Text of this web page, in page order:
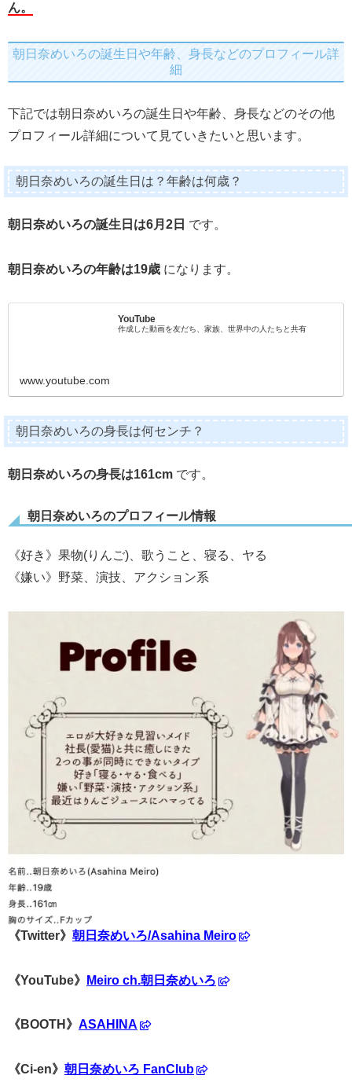
ん。
朝日奈めいろの誕生日や年齢、身長などのプロフィール詳
細
下記では朝日奈めいろの誕生日や年齢、身長などのその他
プロフィール詳細について見ていきたいと思います。
朝日奈めいろの誕生日は？年齢は何歳？
朝日奈めいろの誕生日は6月2日 です。
朝日奈めいろの年齢は19歳 になります。
YouTube
作成した動画を友だち、家族、世界中の人たちと共有
www.youtube.com
朝日奈めいろの身長は何センチ？
朝日奈めいろの身長は161cm です。
朝日奈めいろのプロフィール情報
《好き》果物(りんご)、歌うこと、寝る、ヤる
《嫌い》野菜、演技、アクション系
《Twitter》 朝日奈めいろ/Asahina Meiro
《YouTube》 Meiro ch.朝日奈めいろ
《BOOTH》 ASAHINA
《Ci-en》 朝日奈めいろ FanClub